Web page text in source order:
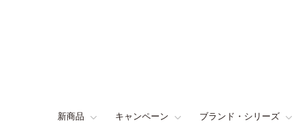
新商品 キャンペーン ブランド・シリーズ